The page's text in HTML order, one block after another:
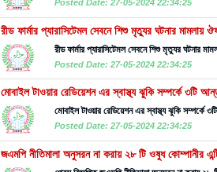
Posted Date: 27-05-2024 22:34:25
রীড ফার্মার প্যারাসিটেমল সেবনে শিশু মৃত্যুর ঘটনার মামলায়
রীড ফার্মার প্যারাসিটেমল সেবনে শিশু মৃত্যুর ঘটনার
Posted Date: 27-05-2024 22:34:25
মোবাইল টাওয়ার রেডিয়েশন এর স্বাস্থ্য ঝুকি সম্পর্কে ৩টি
মোবাইল টাওয়ার রেডিয়েশন এর স্বাস্থ্য ঝুকি সম্পর্কে
Posted Date: 27-05-2024 22:34:25
জএমপি নীতিমালা অনুসরন না করায় ২৮ টি ওষুধ কোম্পানীর